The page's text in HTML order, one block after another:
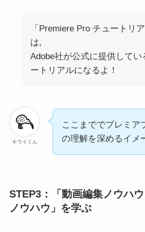
「Premiere Pro チュートリア
は,
Adobe社が公式に提供してい
ートリアルになるよ！
キウイくん
ここまででプレミア
の理解を深めるイメ
STEP3：「動画編集ノウハ
ノウハウ」を学ぶ